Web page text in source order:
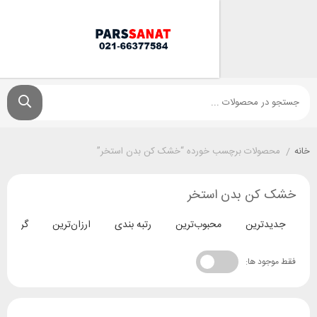
برچسب خورده “خشک کن بدن استخر”
بدن استخر
محبوب‌ترین رتبه بندی ارزان‌ترین گران‌ترین
ها: